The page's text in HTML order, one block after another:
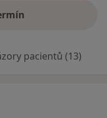
pacientů (13)